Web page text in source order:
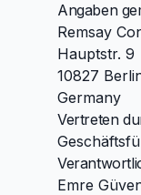
Angaben
Remsay
Hauptstr. 9
10827
Germany
Vertreten
Emre